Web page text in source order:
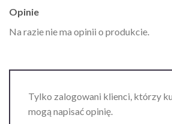
Opinie
Na razie nie ma opinii o produkcie.
Tylko zalogowani klienci, którzy
mogą napisać opinię.